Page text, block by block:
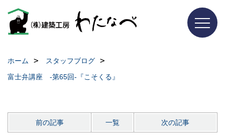
ホーム
スタッフブログ
富士弁講座 -第65回-『こそくる』
前の記事 一覧 次の記事